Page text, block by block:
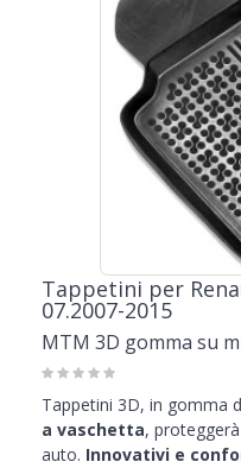
Tappetini per
07.2007-2015
MTM 3D gomma su
Tappetini 3D, in gomma
a vaschetta,
auto. Innovativi e